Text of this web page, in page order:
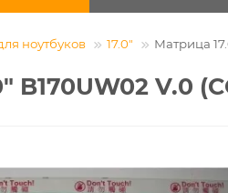
ноутбуков 17.0" Матрица
B170UW02 V.0